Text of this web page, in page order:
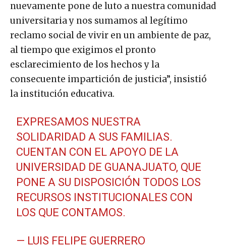
nuevamente pone de luto a nuestra comunidad
universitaria y nos sumamos al legítimo
reclamo social de vivir en un ambiente de paz,
al tiempo que exigimos el pronto
esclarecimiento de los hechos y la
consecuente impartición de justicia”, insistió
la institución educativa.
EXPRESAMOS NUESTRA
SOLIDARIDAD A SUS FAMILIAS.
CUENTAN CON EL APOYO DE LA
UNIVERSIDAD DE GUANAJUATO, QUE
PONE A SU DISPOSICIÓN TODOS LOS
RECURSOS INSTITUCIONALES CON
LOS QUE CONTAMOS.
— LUIS FELIPE GUERRERO